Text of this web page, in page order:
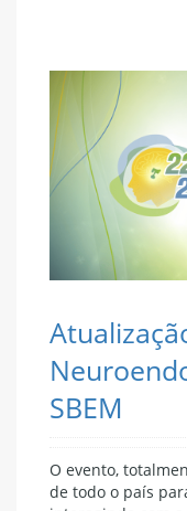
SBEM
O evento,
de todo o país